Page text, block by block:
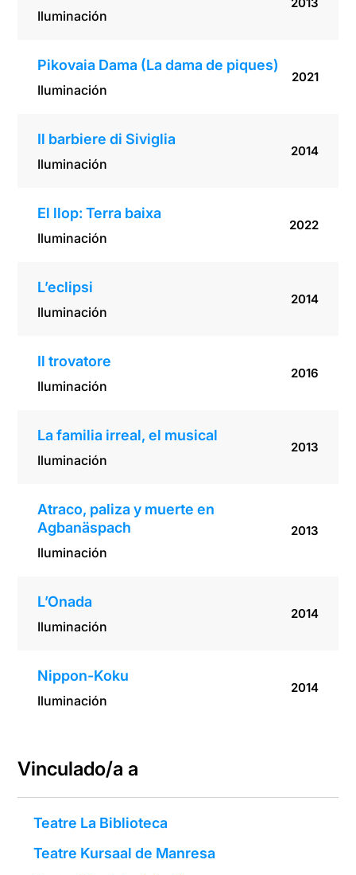
Iluminación
2013
Pikovaia Dama (La dama de piques)
Iluminación
2021
Il barbiere di Siviglia
Iluminación
2014
El llop: Terra baixa
Iluminación
2022
L’eclipsi
Iluminación
2014
Il trovatore
Iluminación
2016
La familia irreal, el musical
Iluminación
2013
Atraco, paliza y muerte en
Agbanäspach
Iluminación
2013
L’Onada
Iluminación
2014
Nippon-Koku
Iluminación
2014
Vinculado/a a
Teatre La Biblioteca
Teatre Kursaal de Manresa